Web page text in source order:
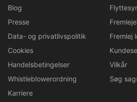
Blog
Presse
Data- og privatlivspolitik
Cookies
Handelsbetingelser
Whistleblowerordning
Karriere
Fremlej
Vilkår
Søg